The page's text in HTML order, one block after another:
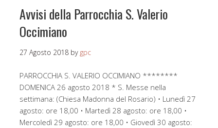
Avvisi della Parrocchia S. Valerio
Occimiano
27 Agosto 2018 by gpc
PARROCCHIA S. VALERIO OCCIMIANO ********
DOMENICA 26 agosto 2018 * S. Messe nella
settimana: (Chiesa Madonna del Rosario) • Lunedì 27
agosto: ore 18,00 • Martedì 28 agosto: ore 18,00 •
Mercoledì 29 agosto: ore 18,00 • Giovedì 30 agosto: